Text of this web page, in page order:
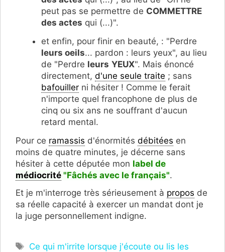
peut pas se permettre de COMMETTRE
des actes qui (...)".
et enfin, pour finir en beauté, : "Perdre
leurs oeils... pardon : leurs yeux", au lieu
de "Perdre leurs YEUX". Mais énoncé
directement, d'une seule traite ; sans
bafouiller ni hésiter ! Comme le ferait
n'importe quel francophone de plus de
cinq ou six ans ne souffrant d'aucun
retard mental.
Pour ce ramassis d'énormités débitées en
moins de quatre minutes, je décerne sans
hésiter à cette députée mon label de
médiocrité "Fâchés avec le français".
Et je m'interroge très sérieusement à propos de
sa réelle capacité à exercer un mandat dont je
la juge personnellement indigne.
Étiquettes
Ce qui m'irrite lorsque j'écoute ou lis les